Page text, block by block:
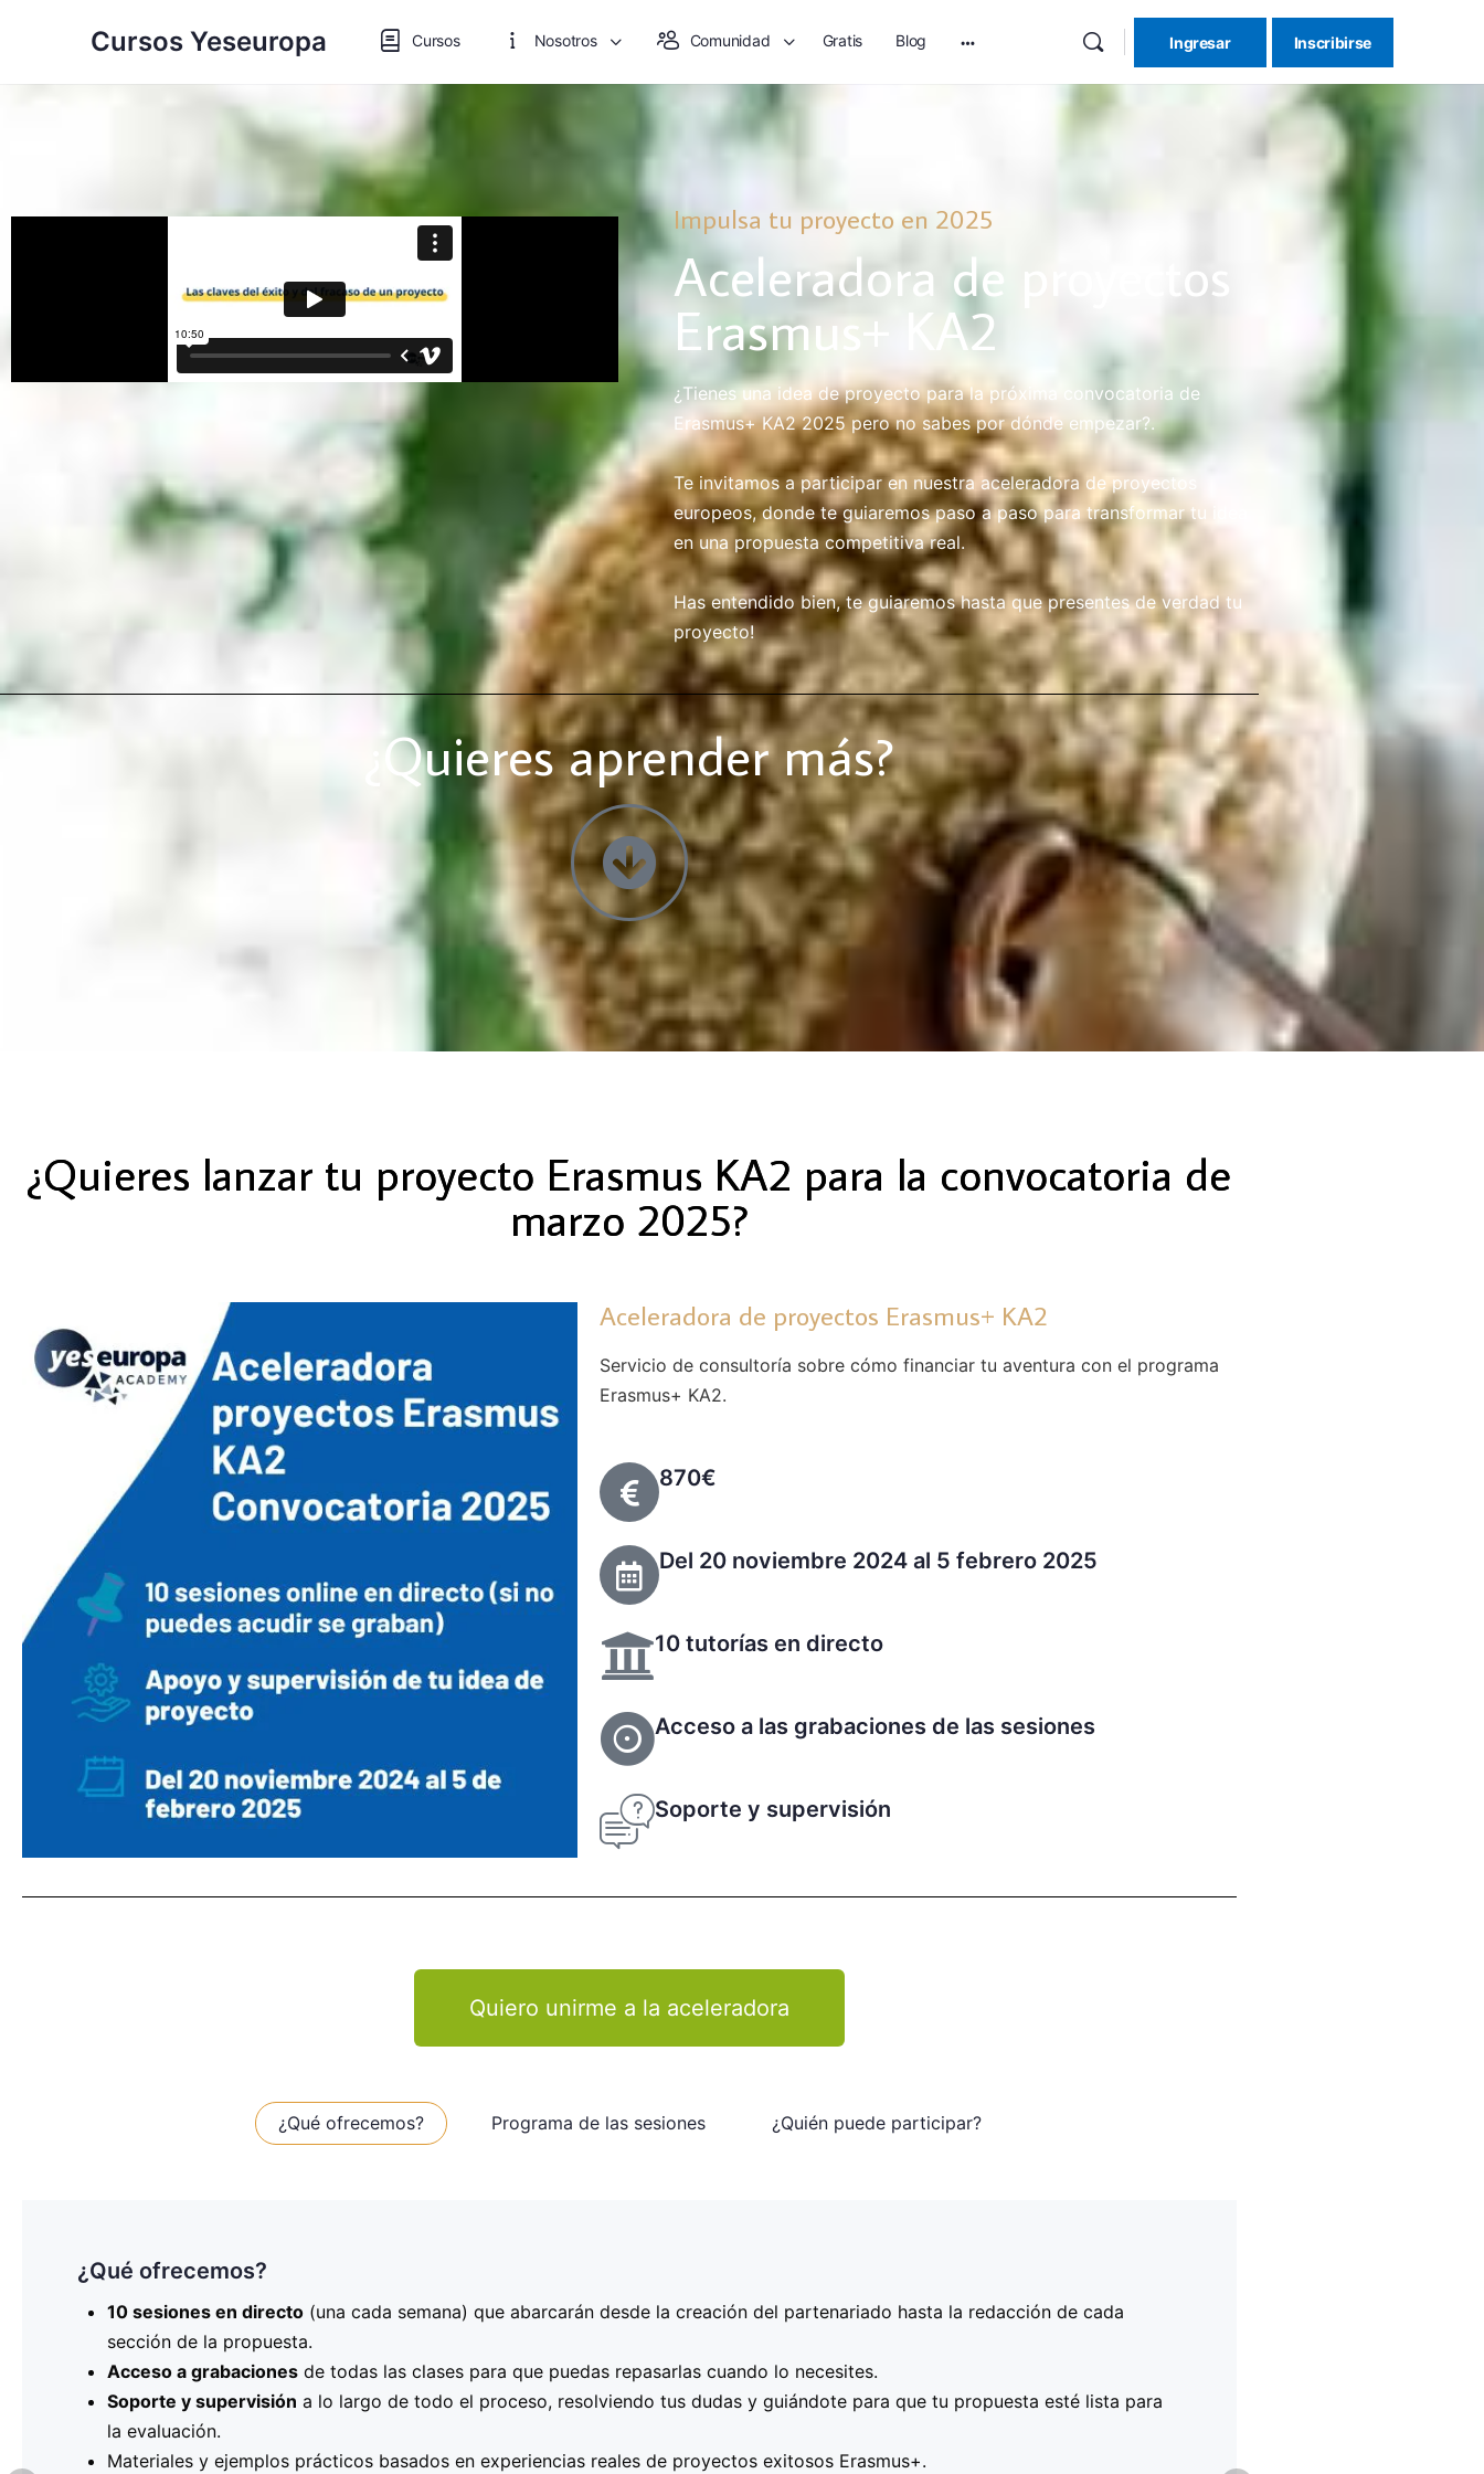
Cursos Yeseuropa Cursos Nosotros Comunidad Gratis Blog Ingresar Inscribirse
Impulsa tu proyecto en 2025
Aceleradora de proyectos
Erasmus+ KA2
¿Tienes una idea de proyecto para la próxima convocatoria de
Erasmus+ KA2 2025 pero no sabes por dónde empezar?.
Te invitamos a participar en nuestra aceleradora de proyectos
europeos, donde te guiaremos paso a paso para transformar tu idea
en una propuesta competitiva real.
Has entendido bien, te guiaremos hasta que presentes de verdad tu
proyecto!
¿Quieres aprender más?
¿Quieres lanzar tu proyecto Erasmus KA2 para la convocatoria de
marzo 2025?
Aceleradora de proyectos Erasmus+ KA2​
Servicio de consultoría sobre cómo financiar tu aventura con el programa
Erasmus+ KA2.
870€
Del 20 noviembre 2024 al 5 febrero 2025
10 tutorías en directo
Acceso a las grabaciones de las sesiones
Soporte y supervisión
Quiero unirme a la aceleradora
¿Qué ofrecemos? Programa de las sesiones ¿Quién puede participar?
¿Qué ofrecemos?
10 sesiones en directo (una cada semana) que abarcarán desde la creación del partenariado hasta la redacción de cada
sección de la propuesta.
Acceso a grabaciones de todas las clases para que puedas repasarlas cuando lo necesites.
Soporte y supervisión a lo largo de todo el proceso, resolviendo tus dudas y guiándote para que tu propuesta esté lista para
la evaluación.
Materiales y ejemplos prácticos basados en experiencias reales de proyectos exitosos Erasmus+.
Programa de las sesiones
20 de noviembre: Definición de la idea de proyecto – Alinearla con las prioridades de Erasmus+.
27 de noviembre: Identificación de socios clave – Cómo crear un partenariado europeo sólido. Contacto con partners
europeos de confianza.
4 de diciembre: Establecimiento de los objetivos y resultados – Impacto a nivel local y europeo.
11 de diciembre
18 de diciembre: Definición del plan de trabajo y cronograma.
¿Quién puede participar?
Este programa está dirigido acualquier persona interesada en presentar un proyecto Erasmus+ KA2 , ya sea que cuentes con
experiencia previa en la gestión de proyectos europeos o estés dando tus primeros pasos en este mundo. Recuerda que, para
presentar un proyecto KA2, debes representar una asociación, institución o empresa, que cuenten ya con un EU login y número
OID. Si aún no tienes estos datos, nosotros te ayudamos a obtenerlos antes de presentar la propuesta!.
¡No dejes pasar esta oportunidad única de recibir una mentoría personalizada y maximizar tus posibilidades de éxito en la